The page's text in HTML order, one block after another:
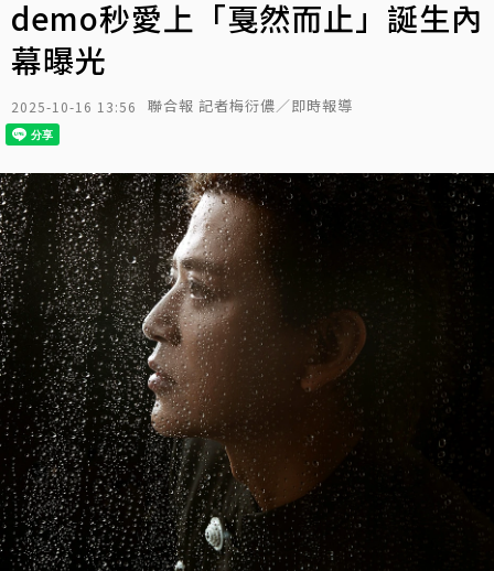
demo秒愛上「戛然而止」誕生內
幕曝光
2025-10-16 13:56 聯合報 記者梅衍儂／即時報導